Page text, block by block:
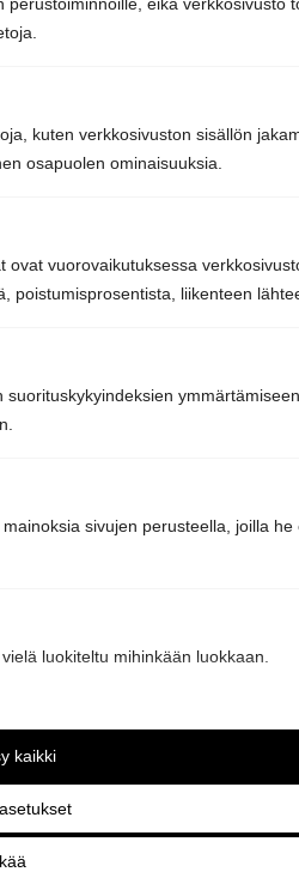
kuten verkkosivuston sisällön
osapuolen ominaisuuksia.
vuorovaikutuksessa
poistumisprosentista, liikenteen
sivujen perusteella, joilla
luokiteltu mihinkään luokkaan.
kaikki
sopimuksen mukaan.